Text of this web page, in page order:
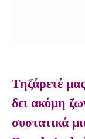
Τηζάρετέ
δει ακόμη
συστατικά